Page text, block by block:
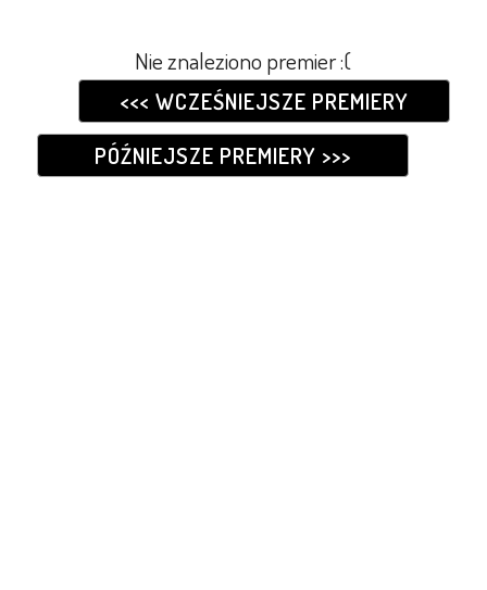
Nie znaleziono premier :(
<<< WCZEŚNIEJSZE PREMIERY
PÓŹNIEJSZE PREMIERY >>>